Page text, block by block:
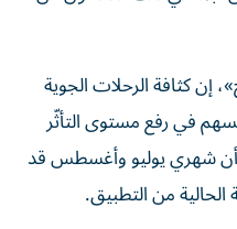
إن كثافة الرحلات الجوية
في رفع مستوى التأثّر
أن شهري يوليو وأغسطس قد
الحالية من التطبيق.